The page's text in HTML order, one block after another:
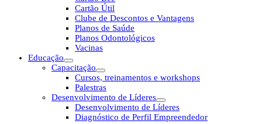
Cartão Útil
Clube de Descontos e Vantagens
Planos de Saúde
Planos Odontológicos
Vacinas
Educação
Capacitação
Cursos, treinamentos e workshops
Palestras
Desenvolvimento de Líderes
Desenvolvimento de Líderes
Diagnóstico de Perfil Empreendedor